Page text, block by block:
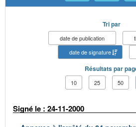
Tri par
date de publication
date de signature
Résultats par
10 25 50
Signé le : 24-11-2000